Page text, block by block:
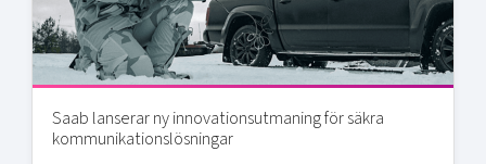
Saab lanserar ny innovationsutmaning för säkra
kommunikationslösningar